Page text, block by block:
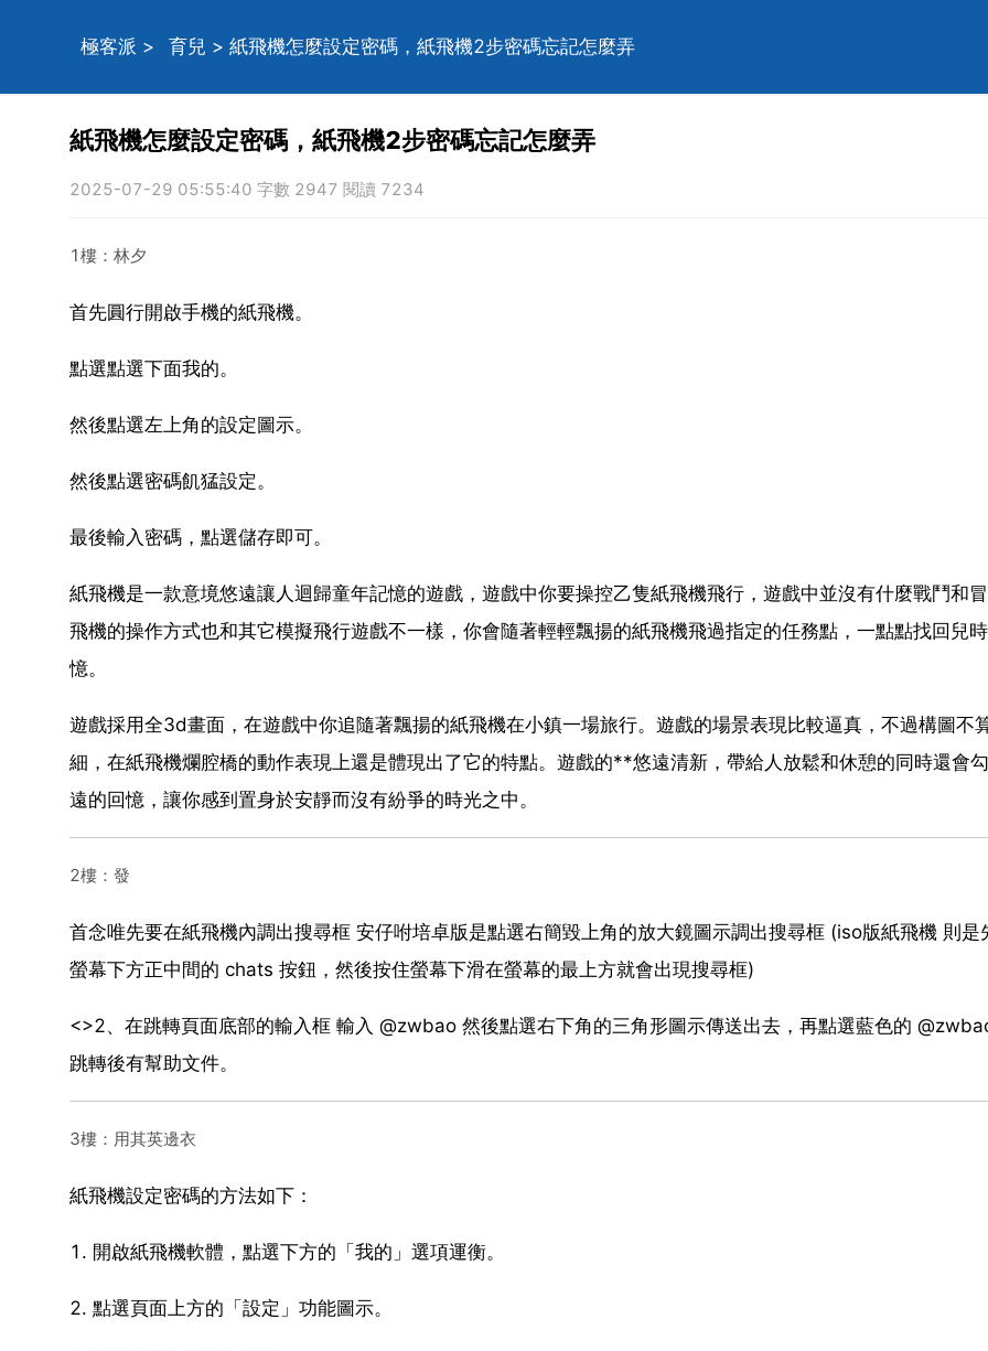
極客派 > 育兒 > 紙飛機怎麼設定密碼，紙飛機2步密碼忘記怎麼弄
紙飛機怎麼設定密碼，紙飛機2步密碼忘記怎麼弄
2025-07-29 05:55:40 字數 2947 閱讀 7234
1樓：林夕
首先圓行開啟手機的紙飛機。
點選點選下面我的。
然後點選左上角的設定圖示。
然後點選密碼飢猛設定。
最後輸入密碼，點選儲存即可。
紙飛機是一款意境悠遠讓人迴歸童年記憶的遊戲，遊戲中你要操控乙隻紙飛機飛行，遊戲中並沒有什麼戰鬥和
飛機的操作方式也和其它模擬飛行遊戲不一樣，你會隨著輕輕飄揚的紙飛機飛過指定的任務點，一點點找回兒
憶。
遊戲採用全3d畫面，在遊戲中你追隨著飄揚的紙飛機在小鎮一場旅行。遊戲的場景表現比較逼真，不過構圖不
細，在紙飛機爛腔橋的動作表現上還是體現出了它的特點。遊戲的**悠遠清新，帶給人放鬆和休憩的同時還會
遠的回憶，讓你感到置身於安靜而沒有紛爭的時光之中。
2樓：發
首念唯先要在紙飛機內調出搜尋框 安仔咐培卓版是點選右簡毀上角的放大鏡圖示調出搜尋框 (iso版紙飛機 則是
螢幕下方正中間的 chats 按鈕，然後按住螢幕下滑在螢幕的最上方就會出現搜尋框)
<>2、在跳轉頁面底部的輸入框 輸入 @zwbao 然後點選右下角的三角形圖示傳送出去，再點選藍色的
跳轉後有幫助文件。
3樓：用其英邊衣
紙飛機設定密碼的方法如下：
1. 開啟紙飛機軟體，點選下方的「我的」選項運衡。
2. 點選頁面上方的「設定」功能圖示。